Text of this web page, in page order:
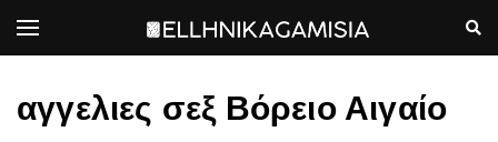
αγγελιες σεξ Βόρειο Αιγαίο